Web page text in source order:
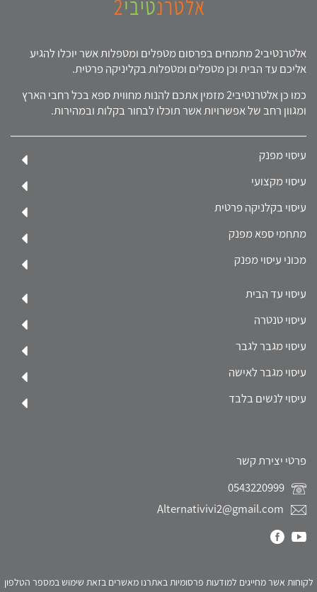
אלטרנטיבי2 מתמחים בפרסום מטפלים ומטפלות אשר יוכלו להגיע
אליכם עד הבית וכן מטפלים ומטפלות בקליניקה פרטית.
כמו כן אלטרנטיבי2 מזמין אתכם להנות מחווית ספא בכל רחבי הארץ
ומגוון רחב של אפשרויות אשר תוכלו לבחור בקלות ובמהירות.
עיסוי מפנק
עיסוי מקצועי
עיסוי בקלניקה פרטית
מתחמי ספא מפנק
מכוני עיסוי מפנק
עיסוי עד הבית
עיסוי טנטרה
עיסוי מגבר לגבר
עיסוי מגבר לאישה
עיסוי לנשים בלבד
פרטי יצירת קשר
Alternativivi2@gmail.com
לקוחות אשר מחייגים למודעות פרסומיות באתרנו מאשרים בזאת שימוש במספר הטלפון